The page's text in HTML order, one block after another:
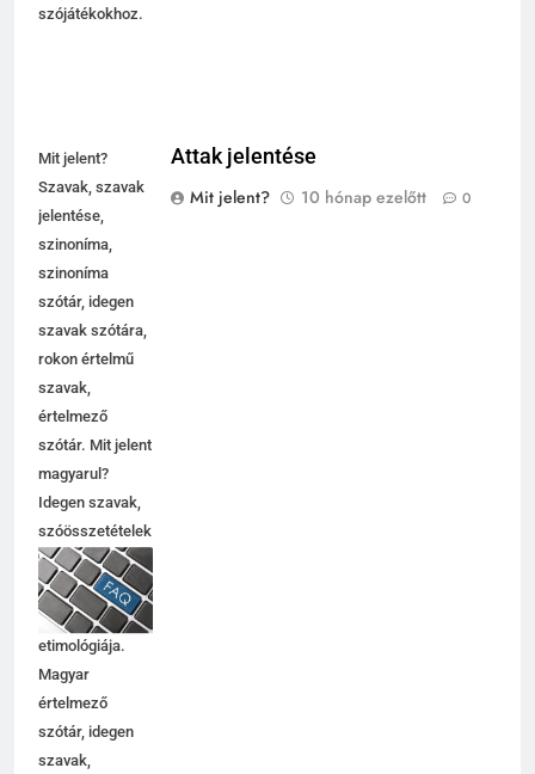
szójátékokhoz.
Mit jelent?
Szavak, szavak
jelentése,
szinoníma,
szinoníma
szótár, idegen
szavak szótára,
rokon értelmű
szavak,
értelmező
szótár. Mit jelent
magyarul?
Idegen szavak,
szóösszetételek
jelentése,
magyarázata,
használata,
etimológiája.
Magyar
értelmező
szótár, idegen
szavak,
Attak jelentése
Mit jelent?
10 hónap ezelőtt 0
5
6
7